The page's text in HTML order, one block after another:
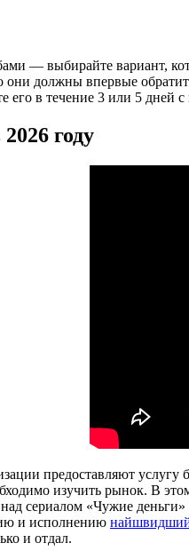
— выбирайте вариант,
они должны впервые
его в течение 3 или 5 дней
году
предоставляют услугу
изучить рынок. В
сериалом «Чужие
и исполнению
и отдал.